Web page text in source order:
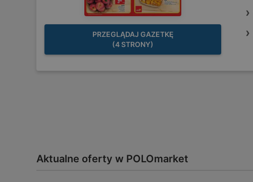
PRZEGLĄDAJ GAZETKĘ
(4 STRONY)
Aktualne oferty w POLOmarket